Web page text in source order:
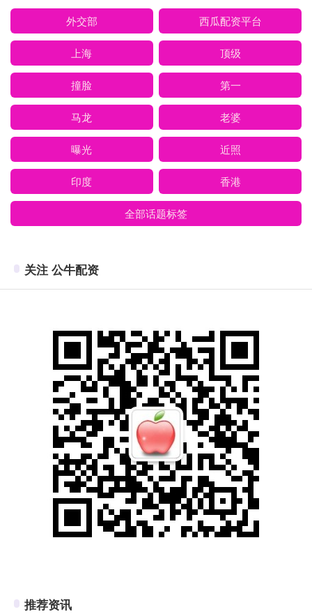
外交部 西瓜配资平台
上海 顶级
撞脸 第一
马龙 老婆
曝光 近照
印度 香港
全部话题标签
关注 公牛配资
推荐资讯